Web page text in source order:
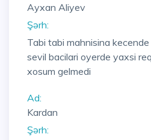
Ayxan Aliyev
Şərh:
Tabi tabi mahnisina
sevil bacilari oyerde yaxsi
xosum gelmedi
Ad:
Kardan
Şərh: